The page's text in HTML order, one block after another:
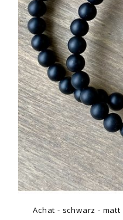
Achat - schwarz -